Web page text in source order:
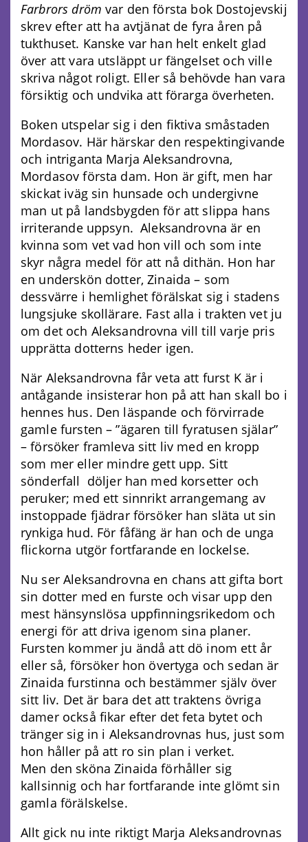
Farbrors dröm var den första bok Dostojevskij
skrev efter att ha avtjänat de fyra åren på
tukthuset. Kanske var han helt enkelt glad
över att vara utsläppt ur fängelset och ville
skriva något roligt. Eller så behövde han vara
försiktig och undvika att förarga överheten.
Boken utspelar sig i den fiktiva småstaden
Mordasov. Här härskar den respektingivande
och intriganta Marja Aleksandrovna,
Mordasov första dam. Hon är gift, men har
skickat iväg sin hunsade och undergivne
man ut på landsbygden för att slippa hans
irriterande uppsyn. Aleksandrovna är en
kvinna som vet vad hon vill och som inte
skyr några medel för att nå dithän. Hon har
en underskön dotter, Zinaida – som
dessvärre i hemlighet förälskat sig i stadens
lungsjuke skollärare. Fast alla i trakten vet ju
om det och Aleksandrovna vill till varje pris
upprätta dotterns heder igen.
När Aleksandrovna får veta att furst K är i
antågande insisterar hon på att han skall bo i
hennes hus. Den läspande och förvirrade
gamle fursten – ”ägaren till fyratusen själar”
– försöker framleva sitt liv med en kropp
som mer eller mindre gett upp. Sitt
sönderfall döljer han med korsetter och
peruker; med ett sinnrikt arrangemang av
instoppade fjädrar försöker han släta ut sin
rynkiga hud. För fåfäng är han och de unga
flickorna utgör fortfarande en lockelse.
Nu ser Aleksandrovna en chans att gifta bort
sin dotter med en furste och visar upp den
mest hänsynslösa uppfinningsrikedom och
energi för att driva igenom sina planer.
Fursten kommer ju ändå att dö inom ett år
eller så, försöker hon övertyga och sedan är
Zinaida furstinna och bestämmer själv över
sitt liv. Det är bara det att traktens övriga
damer också fikar efter det feta bytet och
tränger sig in i Aleksandrovnas hus, just som
hon håller på att ro sin plan i verket.
Men den sköna Zinaida förhåller sig
kallsinnig och har fortfarande inte glömt sin
gamla förälskelse.
Allt gick nu inte riktigt Marja Aleksandrovnas